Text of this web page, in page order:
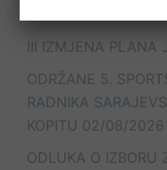
III IZMJENA PLANA
ODRŽANE 5.
RADNIKA
KOPITU 02/08/2026
ODLUKA O IZBORU